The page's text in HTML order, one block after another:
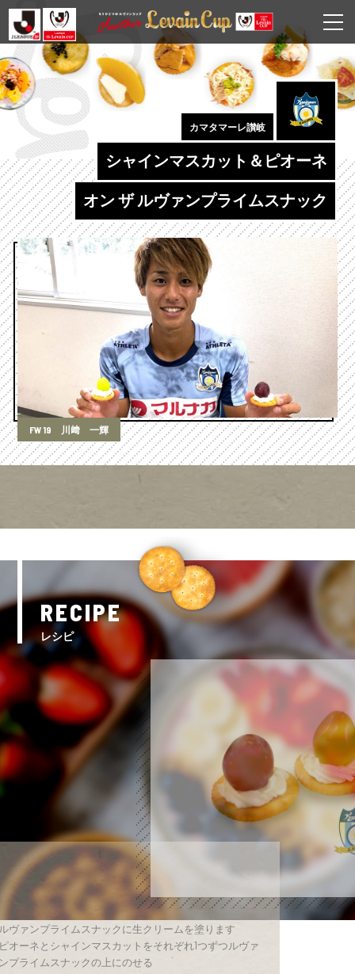
カマタマーレ讃岐
シャインマスカット＆ピオーネ
オン ザ ルヴァンプライムスナック
FW 19 川﨑 一輝
RECIPE
レシピ
ヴァンプライムスナックに生クリームを塗ります
オーネとシャインマスカットをそれぞれ1つずつルヴァ
プライムスナックの上にのせる